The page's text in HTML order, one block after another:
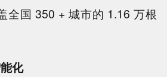
全国 350 + 城市的 1.16 万根
化